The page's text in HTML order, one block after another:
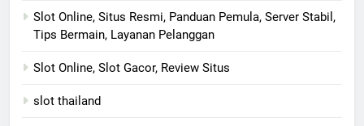
Slot Online, Situs Resmi, Panduan Pemula, Server Stabil,
Tips Bermain, Layanan Pelanggan
Slot Online, Slot Gacor, Review Situs
slot thailand